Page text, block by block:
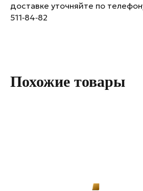
доставке уточняйте по
511‑84‑82
Похожие товары
Согласие на обработку персональных